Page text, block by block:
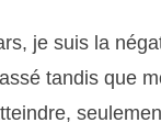
je suis la
tandis que